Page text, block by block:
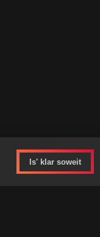
Is' klar soweit